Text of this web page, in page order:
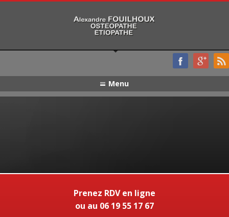
Menu
Prenez RDV en ligne
ou au 06 19 55 17 67